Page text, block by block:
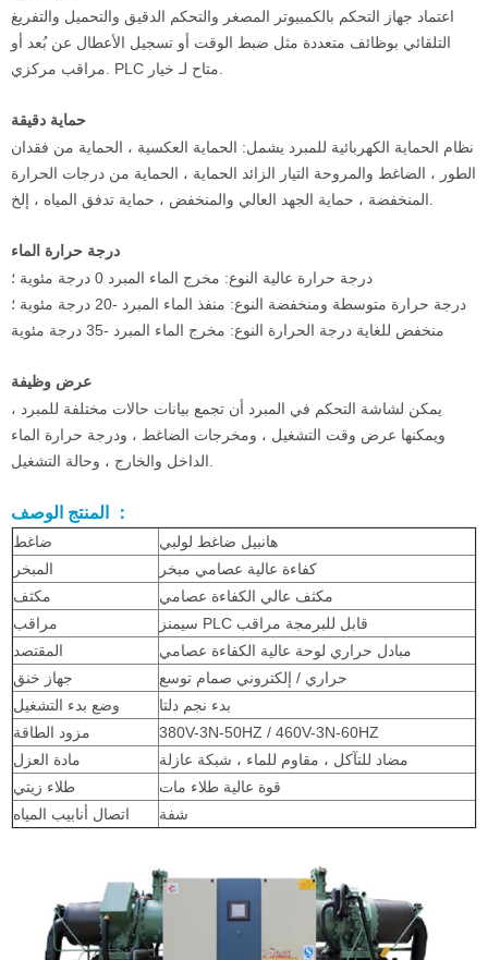
اعتماد جهاز التحكم بالكمبيوتر المصغر والتحكم الدقيق والتحميل والتفريغ
التلقائي بوظائف متعددة مثل ضبط الوقت أو تسجيل الأعطال عن بُعد أو
حماية دقيقة
نظام الحماية الكهربائية للمبرد يشمل: الحماية العكسية ، الحماية من فقدان
الطور ، الضاغط والمروحة التيار الزائد الحماية ، الحماية من درجات الحرارة
درجة حرارة الماء
درجة حرارة عالية النوع: مخرج الماء المبرد 0 درجة مئوية ؛
درجة حرارة متوسطة ومنخفضة النوع: منفذ الماء المبرد -20 درجة مئوية ؛
منخفض للغاية درجة الحرارة النوع: مخرج الماء المبرد -35 درجة مئوية
عرض وظيفة
يمكن لشاشة التحكم في المبرد أن تجمع بيانات حالات مختلفة للمبرد ،
ويمكنها عرض وقت التشغيل ، ومخرجات الضاغط ، ودرجة حرارة الماء
المنتج الوصف ：
ضاغط
هانبيل ضاغط لولبي
المبخر
كفاءة عالية عصامي مبخر
مكثف
مكثف عالي الكفاءة عصامي
مراقب
سيمنز PLC قابل للبرمجة مراقب
المقتصد
مبادل حراري لوحة عالية الكفاءة عصامي
جهاز خنق
حراري / إلكتروني صمام توسع
وضع بدء التشغيل
بدء نجم دلتا
مزود الطاقة
380V-3N-50HZ / 460V-3N-60HZ
مادة العزل
مضاد للتآكل ، مقاوم للماء ، شبكة عازلة
طلاء زيتي
قوة عالية طلاء مات
اتصال أنابيب المياه
شفة